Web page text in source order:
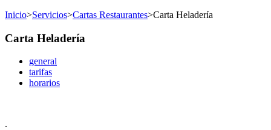
Inicio>Servicios>Cartas Restaurantes>Carta Heladería
Carta Heladería
general
tarifas
horarios
.